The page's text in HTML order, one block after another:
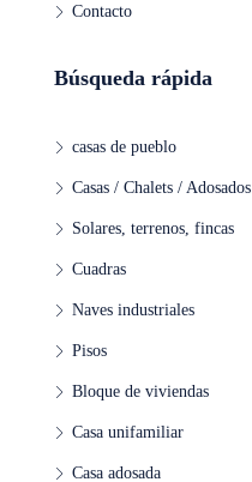
Contacto
Búsqueda rápida
casas de pueblo
Casas / Chalets / Adosados
Solares, terrenos, fincas
Cuadras
Naves industriales
Pisos
Bloque de viviendas
Casa unifamiliar
Casa adosada